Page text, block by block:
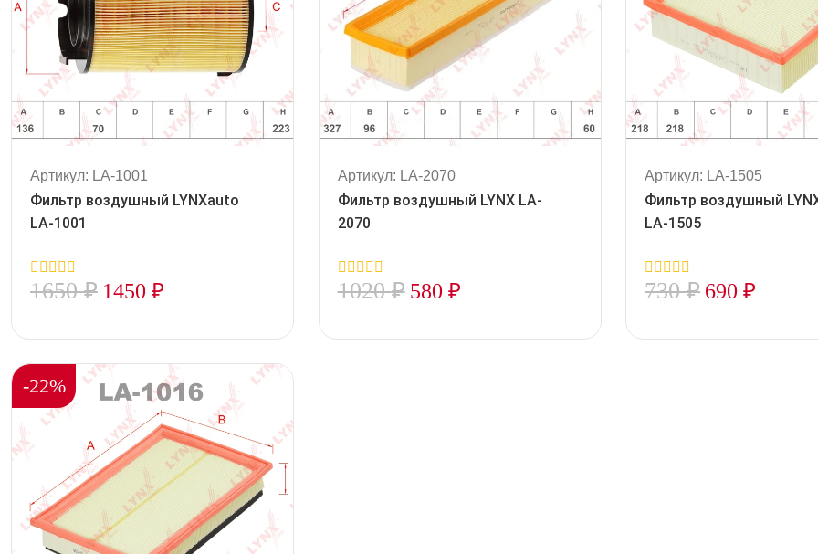
Артикул: LA-1001
Фильтр воздушный LYNXauto
LA-1001
0
out
1650₽ 1450 ₽
Артикул: LA-2070
Фильтр воздушный LYNX LA-
2070
0
out
1020₽ 580 ₽
Артикул: LA-1505
Фильтр воздушный
LA-1505
0
out
730₽ 690₽
-22%